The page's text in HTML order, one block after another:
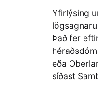
Yfirlýsing
Það fer
eða
síðast